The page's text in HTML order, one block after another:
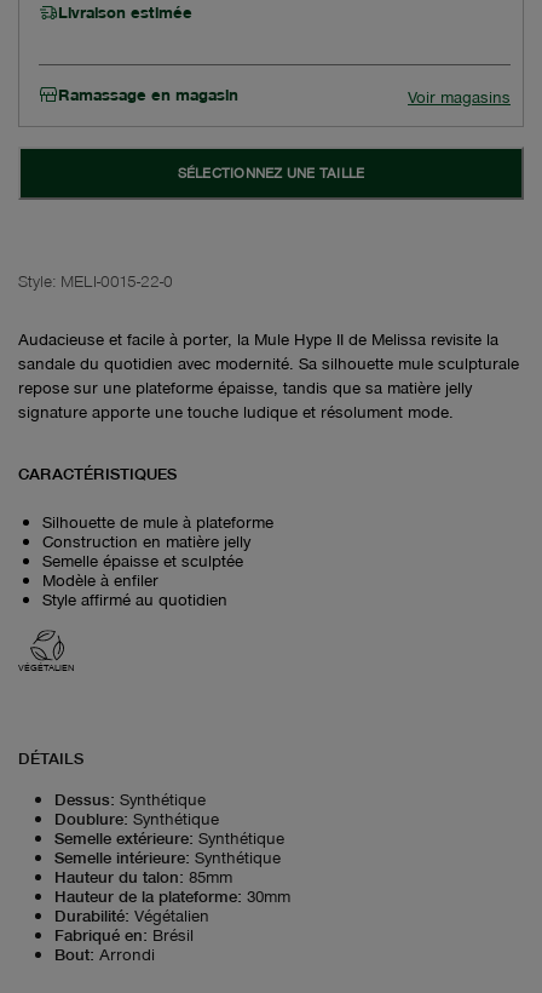
Livraison estimée
Ramassage en magasin Voir magasins
SÉLECTIONNEZ UNE TAILLE
Style: MELI-0015-22-0
Audacieuse et facile à porter, la Mule Hype II de Melissa revisite la
sandale du quotidien avec modernité. Sa silhouette mule sculpturale
repose sur une plateforme épaisse, tandis que sa matière jelly
signature apporte une touche ludique et résolument mode.
CARACTÉRISTIQUES
Silhouette de mule à plateforme
Construction en matière jelly
Semelle épaisse et sculptée
Modèle à enfiler
Style affirmé au quotidien
VÉGÉTALIEN
DÉTAILS
Dessus: Synthétique
Doublure: Synthétique
Semelle extérieure: Synthétique
Semelle intérieure: Synthétique
Hauteur du talon: 85mm
Hauteur de la plateforme: 30mm
Durabilité: Végétalien
Fabriqué en: Brésil
Bout: Arrondi